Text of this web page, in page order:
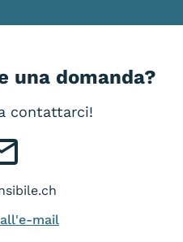
una domanda?
contattarci!
mail